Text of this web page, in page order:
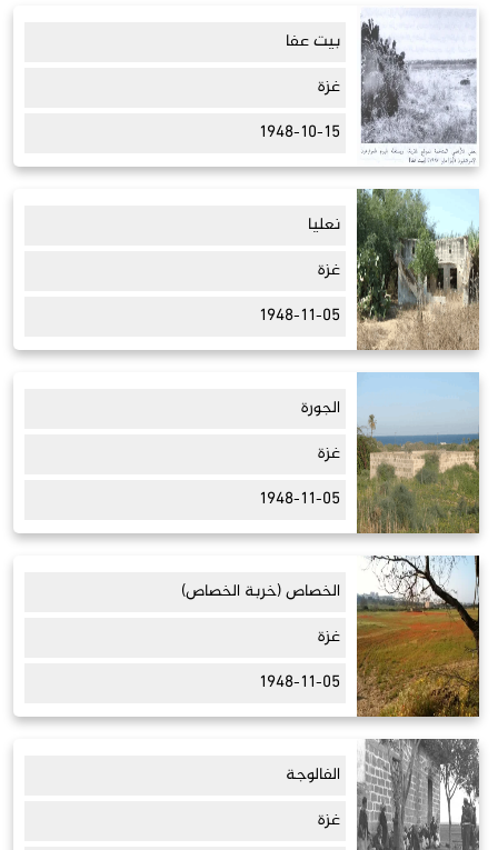
بيت عفا
غزة
1948-10-15
نعليا
غزة
1948-11-05
الجورة
غزة
1948-11-05
الخصاص (خربة الخصاص)
غزة
1948-11-05
الفالوجة
غزة